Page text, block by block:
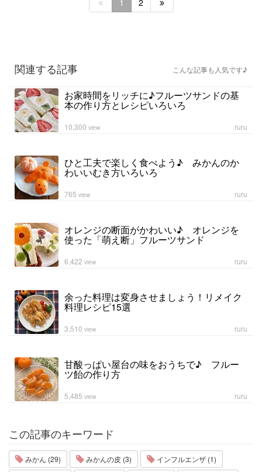
関連する記事 こんな記事も人気です♪
お家時間をリッチに♪フルーツサンドの基
本の作り方とレシピいろいろ
ruru
10,300 view
ひと工夫で楽しく食べよう♪ みかんのか
わいいむき方いろいろ
ruru
765 view
オレンジの断面がかわいい♪ オレンジを
使った「萌え断」フルーツサンド
ruru
6,422 view
余った料理は変身させましょう！リメイク
料理レシピ15選
ruru
3,510 view
甘酸っぱい屋台の味をおうちで♪ フルー
ツ飴の作り方
ruru
5,485 view
この記事のキーワード
みかん (29) みかんの皮 (3)
インフルエンザ (1)